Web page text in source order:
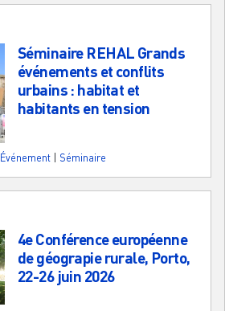
Séminaire REHAL Grands
événements et conflits
urbains : habitat et
habitants en tension
Événement Séminaire
4e Conférence européenne
de géograpie rurale, Porto,
22-26 juin 2026